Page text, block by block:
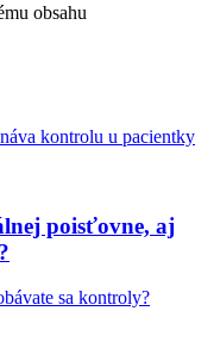
obsahu
poisťovne, aj
sa kontroly?